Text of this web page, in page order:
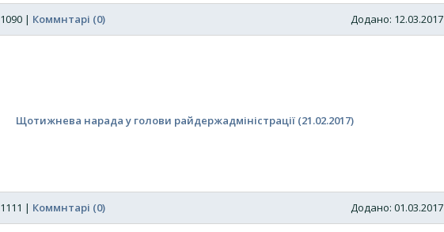
Додано: 12.03.2017
1090 | Коммнтарі (0)
Щотижнева нарада у голови райдержадміністрації (21.02.2017)
Додано: 01.03.2017
1111 | Коммнтарі (0)